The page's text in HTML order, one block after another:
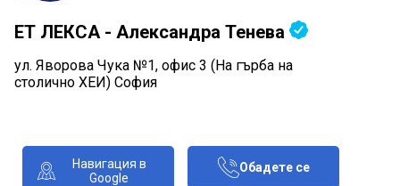
ЕТ ЛЕКСА - Александра Тенева
ул. Яворова Чука №1, офис 3 (На гърба на
столично ХЕИ) София
Навигация в
Google
Обадете се